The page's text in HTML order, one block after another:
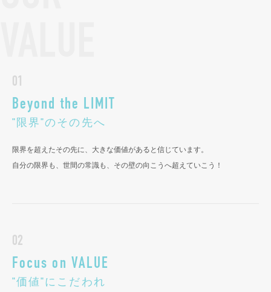
01
Beyond the LIMIT
"限界"のその先へ
限界を超えたその先に、大きな価値があると信じています。
自分の限界も、世間の常識も、その壁の向こうへ超えていこう！
02
Focus on VALUE
"価値"にこだわれ